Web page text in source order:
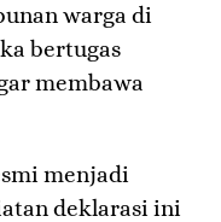
warga di
bertugas
membawa
menjadi
deklarasi ini